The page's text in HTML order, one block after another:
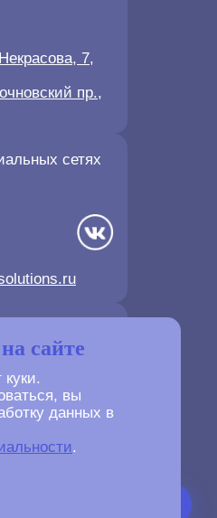
сайте
вы
данных в
.
сетях
7,
пр.,
730
84